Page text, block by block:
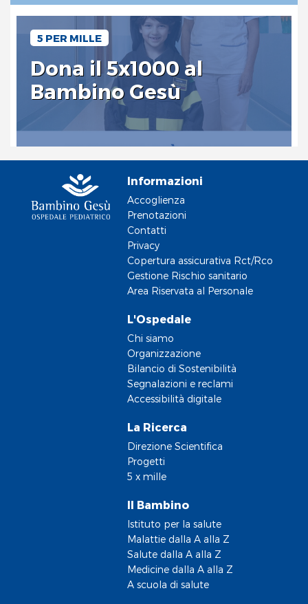
5 PER MILLE
Dona il 5x1000 al
Bambino Gesù
Informazioni
Accoglienza
Prenotazioni
Contatti
Privacy
Copertura assicurativa Rct/Rco
Gestione Rischio sanitario
Area Riservata al Personale
L'Ospedale
Chi siamo
Organizzazione
Bilancio di Sostenibilità
Segnalazioni e reclami
Accessibilità digitale
La Ricerca
Direzione Scientifica
Progetti
5 x mille
Il Bambino
Istituto per la salute
Malattie dalla A alla Z
Salute dalla A alla Z
Medicine dalla A alla Z
A scuola di salute